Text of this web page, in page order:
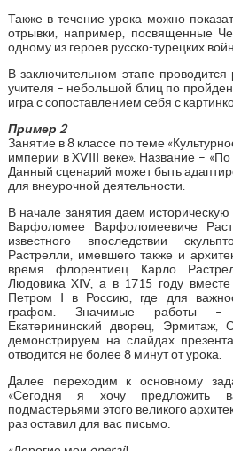
Также в течение урока можно
отрывки, например, посвященные
одному из героев русско-турецких
В заключительном этапе
учителя – небольшой блиц по
игра с сопоставлением себя с
Пример 2
Занятие в 8 классе по теме
империи в XVIII веке». Название – «По
Данный сценарий может быть
для внеурочной деятельности.
В начале занятия даем
Варфоломее Варфоломеевиче
известного впоследствии
Растрелли, имевшего также и
время флорентиец Карло
Людовика XIV, а в 1715 году
Петром I в Россию, где для
графом. Значимые работы –
Екатерининский дворец, Эрмитаж,
демонстрируем на слайдах
отводится не более 8 минут от урока.
Далее переходим к основному
«Сегодня я хочу предложить
подмастерьями этого великого
раз оставил для вас письмо: